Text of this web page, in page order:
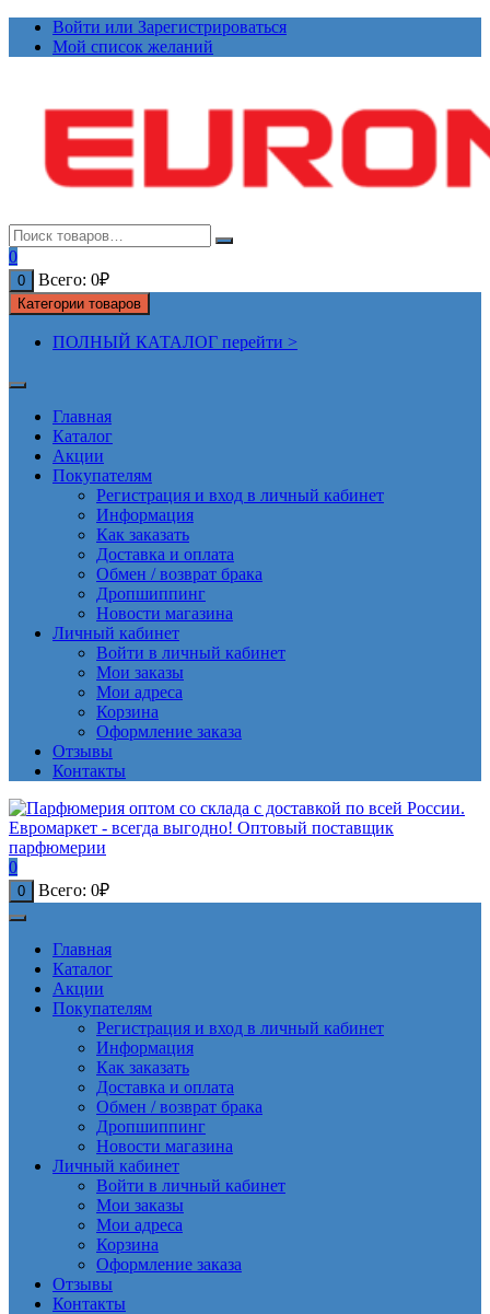
ПерейтиВойти или Зарегистрироваться
Мой список желаний
0
0 Всего: 0₽
Категории товаров
ПОЛНЫЙ КАТАЛОГ перейти >
Главная
Каталог
Акции
Покупателям
Регистрация и вход в личный кабинет
Информация
Как заказать
Доставка и оплата
Обмен / возврат брака
Дропшиппинг
Новости магазина
Личный кабинет
Войти в личный кабинет
Мои заказы
Мои адреса
Корзина
Оформление заказа
Отзывы
Контакты
0
0 Всего: 0₽
Главная
Каталог
Акции
Покупателям
Регистрация и вход в личный кабинет
Информация
Как заказать
Доставка и оплата
Обмен / возврат брака
Дропшиппинг
Новости магазина
Личный кабинет
Войти в личный кабинет
Мои заказы
Мои адреса
Корзина
Оформление заказа
Отзывы
Контакты